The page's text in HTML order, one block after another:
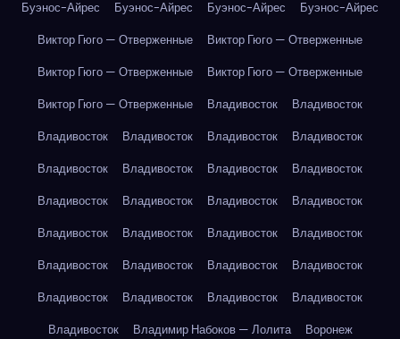
Буэнос-Айрес
Буэнос-Айрес Буэнос-Айрес
Буэнос-Айрес
Виктор Гюго — Отверженные
Виктор Гюго — Отверженные
Виктор Гюго — Отверженные
Виктор Гюго — Отверженные
Виктор Гюго — Отверженные
Владивосток
Владивосток
Владивосток
Владивосток Владивосток
Владивосток
Владивосток
Владивосток Владивосток
Владивосток
Владивосток
Владивосток Владивосток
Владивосток
Владивосток
Владивосток Владивосток
Владивосток
Владивосток
Владивосток Владивосток
Владивосток
Владивосток
Владивосток Владивосток
Владивосток
Владивосток
Владимир Набоков — Лолита
Воронеж